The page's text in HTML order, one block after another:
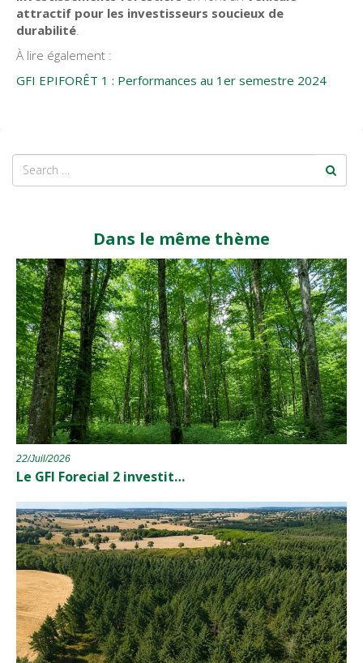
attractif pour les investisseurs soucieux de
durabilité
À lire également :
GFI EPIFORÊT 1 : Performances au 1er semestre 2024
Dans le même thème
22/Juil/2026
Le GFI Forecial 2 investit…